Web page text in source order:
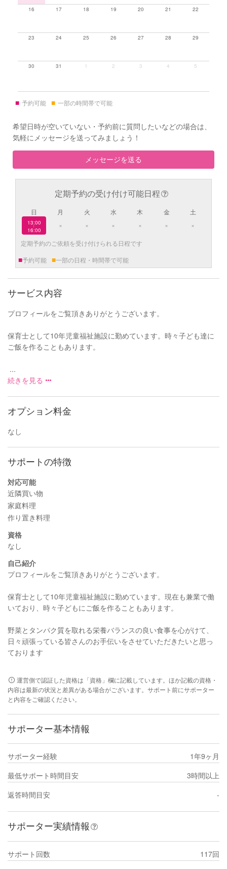
16 17 18 19 20 21 22
23 24 25 26 27 28 29
30 31 1 2 3 4 5
■ 予約可能 ■ 一部の時間帯で可能
希望日時が空いていない・予約前に質問したいなどの場合は、
気軽にメッセージを送ってみましょう！
メッセージを送る
定期予約の受け付け可能日程
日
13:00
|
16:00
月
×
火
×
水
×
木
×
金
×
土
×
定期予約のご依頼を受け付けられる日程です
■予約可能 ■一部の日程・時間帯で可能
サービス内容
プロフィールをご覧頂きありがとうございます。
保育士として10年児童福祉施設に勤めています。時々子ども達に
ご飯を作ることもあります。
...
続きを見る
オプション料金
なし
サポートの特徴
対応可能
近隣買い物
家庭料理
作り置き料理
資格
なし
自己紹介
プロフィールをご覧頂きありがとうございます。
保育士として10年児童福祉施設に勤めています。現在も兼業で働
いており、時々子どもにご飯を作ることもあります。
野菜とタンパク質を取れる栄養バランスの良い食事を心がけて、
日々頑張っている皆さんのお手伝いをさせていただきたいと思っ
ております
運営側で認証した資格は「資格」欄に記載しています。ほか記載の資格・
内容は最新の状況と差異がある場合がございます。サポート前にサポーター
と内容をご確認ください。
サポーター基本情報
サポーター経験
1年9ヶ月
最低サポート時間目安
3時間以上
返答時間目安
-
サポーター実績情報
サポート回数
117回